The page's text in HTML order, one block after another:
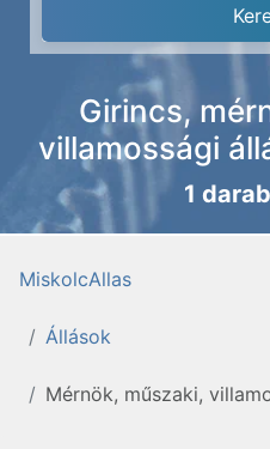
Girincs,
villamossági
1
MiskolcAllas
Állások
Mérnök, műszaki,